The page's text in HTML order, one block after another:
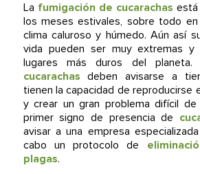
La fumigación de cucarachas
los meses estivales, sobre todo
clima caluroso y húmedo. Aún así
vida pueden ser muy extremas y
lugares más duros del planeta.
cucarachas deben avisarse a
tienen la capacidad de reproducirse
y crear un gran problema difícil de
primer signo de presencia de
avisar a una empresa
cabo un protocolo de
plagas.